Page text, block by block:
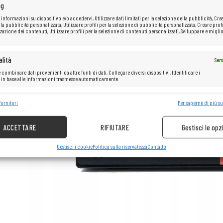
su dispositivo e/o accedervi, Utilizzare dati limitati per la selezione della pubblicità,
pubblicità personalizzata, Utilizzare profili per la selezione di pubblicità personalizzata, Creare
dei contenuti, Utilizzare profili per la selezione di contenuti personalizzati, Sviluppare e
combinare dati provenienti da altre fonti di dati, Collegare diversi dispositivi, Identificare i
base alle informazioni trasmesse automaticamente.
la sicurezza, prevenire e rilevare frodi, correggere errori, Erogare e
fornitori Per saperne di più
ACCETTARE RIFIUTARE Gestisci le
Gestisci i cookiePolitica sulla riservatezzaContatto